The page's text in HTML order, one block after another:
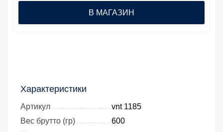
Характеристики
Артикул
vnt 1185
Вес брутто (гр)
600
В МАГАЗИН